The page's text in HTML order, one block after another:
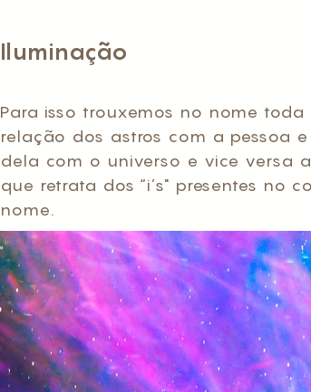
Iluminação
Para isso trouxemos no nome
relação dos astros com a pessoa
dela com o universo e vice versa
que retrata dos “i’s" presentes no
nome.